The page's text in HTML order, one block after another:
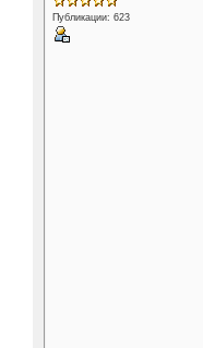
Публикации: 623